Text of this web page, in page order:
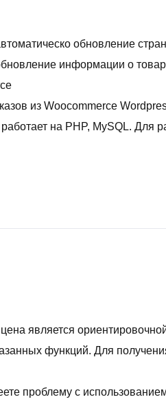
обновление
информации о
из Woocommerce
на PHP, MySQL. Для
является
функций. Для
проблему с